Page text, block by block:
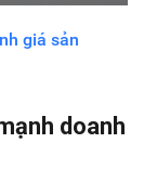
giá sản
doanh